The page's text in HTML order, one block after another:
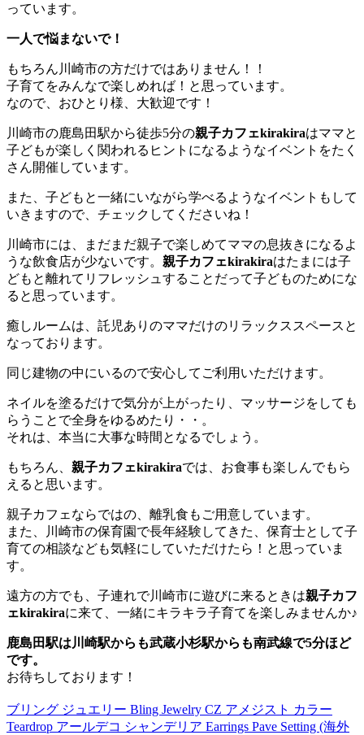
っています。
一人で悩まないで！
もちろん川崎市の方だけではありません！！
子育てをみんなで楽しめれば！と思っています。
なので、おひとり様、大歓迎です！
川崎市の鹿島田駅から徒歩5分の親子カフェkirakiraはママと
子どもが楽しく関われるヒントになるようなイベントをたく
さん開催しています。
また、子どもと一緒にいながら学べるようなイベントもして
いきますので、チェックしてくださいね！
川崎市には、まだまだ親子で楽しめてママの息抜きになるよ
うな飲食店が少ないです。 親子カフェkirakiraはたまには子
どもと離れてリフレッシュすることだって子どものためにな
ると思っています。
癒しルームは、託児ありのママだけのリラックススペースと
なっております。
同じ建物の中にいるので安心してご利用いただけます。
ネイルを塗るだけで気分が上がったり、マッサージをしても
らうことで全身をゆるめたり・・。
それは、本当に大事な時間となるでしょう。
もちろん、 親子カフェkirakiraでは、お食事も楽しんでもら
えると思います。
親子カフェならではの、離乳食もご用意しています。
また、川崎市の保育園で長年経験してきた、保育士として子
育ての相談なども気軽にしていただけたら！と思っていま
す。
遠方の方でも、子連れで川崎市に遊びに来るときは親子カフ
ェkirakiraに来て、一緒にキラキラ子育てを楽しみませんか♪
鹿島田駅は川崎駅からも武蔵小杉駅からも南武線で5分ほど
です。
お待ちしております！
ブリング ジュエリー Bling Jewelry CZ アメジスト カラー
Teardrop アールデコ シャンデリア Earrings Pave Setting (海外